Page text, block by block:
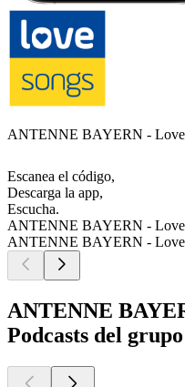
ANTENNE BAYERN -
Escanea el código,
Descarga la app,
Escucha.
ANTENNE BAYERN -
ANTENNE BAYERN -
ANTENNE
Podcasts del grupo